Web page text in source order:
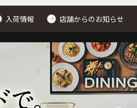
入荷情報 店舗からのお知らせ